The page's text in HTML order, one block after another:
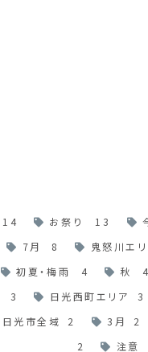
14 お祭り 13
7月 8 鬼怒川エ
初夏・梅雨 4 秋 4
3 日光西町エリア 3
日光市全域 2 3月 2
2 注意